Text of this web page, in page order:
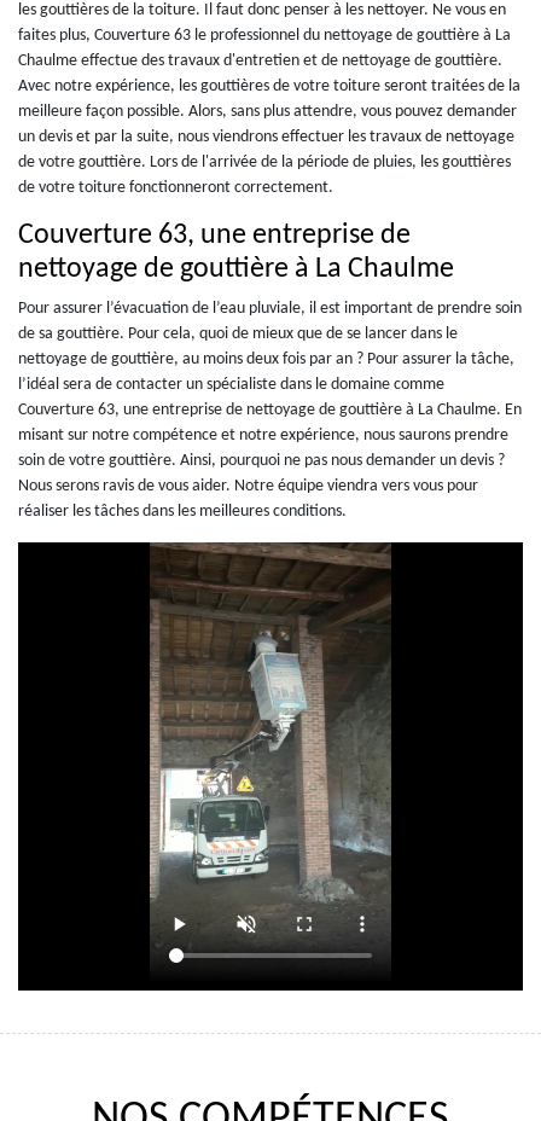
les gouttières de la toiture. Il faut donc penser à les nettoyer. Ne vous en
faites plus, Couverture 63 le professionnel du nettoyage de gouttière à La
Chaulme effectue des travaux d'entretien et de nettoyage de gouttière.
Avec notre expérience, les gouttières de votre toiture seront traitées de la
meilleure façon possible. Alors, sans plus attendre, vous pouvez demander
un devis et par la suite, nous viendrons effectuer les travaux de nettoyage
de votre gouttière. Lors de l'arrivée de la période de pluies, les gouttières
de votre toiture fonctionneront correctement.
Couverture 63, une entreprise de
nettoyage de gouttière à La Chaulme
Pour assurer l’évacuation de l’eau pluviale, il est important de prendre soin
de sa gouttière. Pour cela, quoi de mieux que de se lancer dans le
nettoyage de gouttière, au moins deux fois par an ? Pour assurer la tâche,
l’idéal sera de contacter un spécialiste dans le domaine comme
Couverture 63, une entreprise de nettoyage de gouttière à La Chaulme. En
misant sur notre compétence et notre expérience, nous saurons prendre
soin de votre gouttière. Ainsi, pourquoi ne pas nous demander un devis ?
Nous serons ravis de vous aider. Notre équipe viendra vers vous pour
réaliser les tâches dans les meilleures conditions.